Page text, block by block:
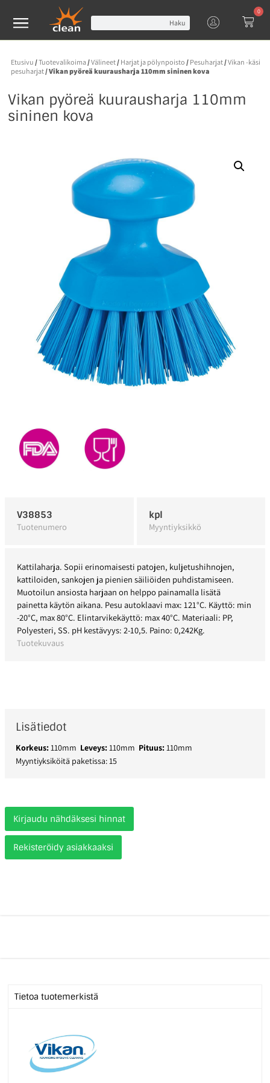
Haku
0
Etusivu /Tuotevalikoima/Välineet/ Harjat ja pölynpoisto / Pesuharjat/Vikan -käsi
pesuharjat/ Vikan pyöreä kuurausharja 110mm sininen kova
Vikan pyöreä kuurausharja 110mm
sininen kova
V38853
Tuotenumero
kpl
Myyntiyksikkö
Kattilaharja. Sopii erinomaisesti patojen, kuljetushihnojen,
kattiloiden, sankojen ja pienien säiliöiden puhdistamiseen.
Muotoilun ansiosta harjaan on helppo painamalla lisätä
painetta käytön aikana. Pesu autoklaavi max: 121°C. Käyttö: min
-20°C, max 80°C. Elintarvikekäyttö: max 40°C. Materiaali: PP,
Polyesteri, SS. pH kestävyys: 2-10,5. Paino: 0,242Kg.
Tuotekuvaus
Lisätiedot
Korkeus:110mm Leveys:110mm Pituus:110mm
Myyntiyksiköitä paketissa: 15
Kirjaudu nähdäksesi hinnat
Rekisteröidy asiakkaaksi
Tietoa tuotemerkistä